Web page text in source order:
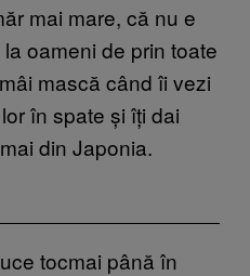
mai mare, că nu e
oameni de prin toate
mască când îi vezi
în spate și îți dai
din Japonia.
tocmai până în